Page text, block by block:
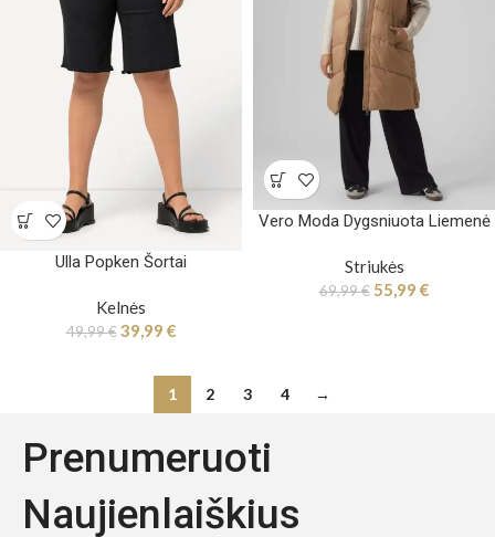
Ulla Popken Šortai
Kelnės
49,99€ 39,99 €
Vero Moda Dygsniuota Liemenė
Striukės
69,99€ 55,99 €
1 2 3 4 →
Prenumeruoti
Naujienlaiškius